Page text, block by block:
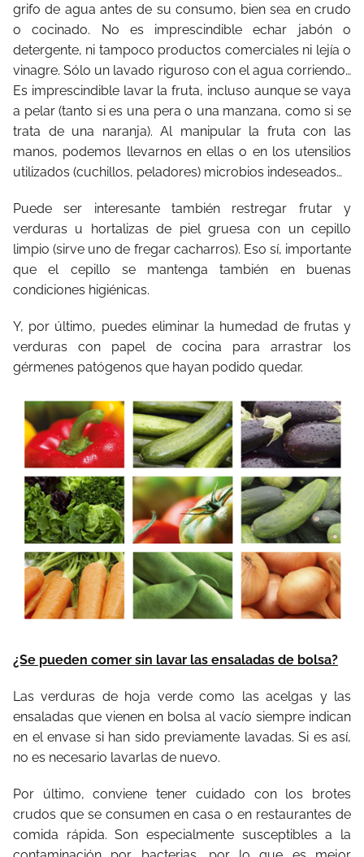
grifo de agua antes de su consumo, bien sea en crudo
o cocinado. No es imprescindible echar jabón o
detergente, ni tampoco productos comerciales ni lejía o
vinagre. Sólo un lavado riguroso con el agua corriendo…
Es imprescindible lavar la fruta, incluso aunque se vaya
a pelar (tanto si es una pera o una manzana, como si se
trata de una naranja). Al manipular la fruta con las
manos, podemos llevarnos en ellas o en los utensilios
utilizados (cuchillos, peladores) microbios indeseados…
Puede ser interesante también restregar frutar y
verduras u hortalizas de piel gruesa con un cepillo
limpio (sirve uno de fregar cacharros). Eso sí, importante
que el cepillo se mantenga también en buenas
condiciones higiénicas.
Y, por último, puedes eliminar la humedad de frutas y
verduras con papel de cocina para arrastrar los
gérmenes patógenos que hayan podido quedar.
¿Se pueden comer sin lavar las ensaladas de bolsa?
Las verduras de hoja verde como las acelgas y las
ensaladas que vienen en bolsa al vacío siempre indican
en el envase si han sido previamente lavadas. Si es así,
no es necesario lavarlas de nuevo.
Por último, conviene tener cuidado con los brotes
crudos que se consumen en casa o en restaurantes de
comida rápida. Son especialmente susceptibles a la